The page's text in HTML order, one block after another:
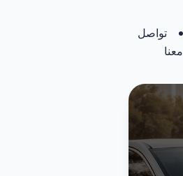
تواصل
معنا